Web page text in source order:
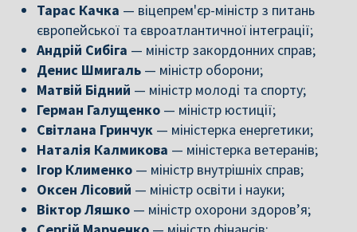
Тарас Качка — віцепрем'єр-міністр з питань
європейської та євроатлантичної інтеграції;
Андрій Сибіга — міністр закордонних справ;
Денис Шмигаль — міністр оборони;
Матвій Бідний — міністр молоді та спорту;
Герман Галущенко — міністр юстиції;
Світлана Гринчук — міністерка енергетики;
Наталія Калмикова — міністерка ветеранів;
Ігор Клименко — міністр внутрішніх справ;
Оксен Лісовий — міністр освіти і науки;
Віктор Ляшко — міністр охорони здоров’я;